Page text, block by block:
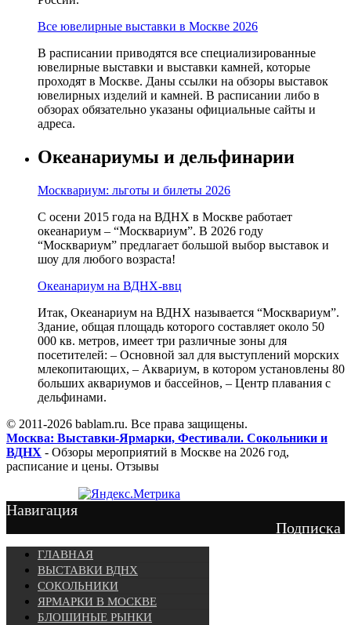
Все ювелирные выставки в Москве 2026
В расписании приводятся все специализированные
ювелирные выставки и выставки камней, которые
проходят в Москве. Даны ссылки на обзоры выставок
ювелирных изделий и камней. В расписании либо в
обзорах обязательно указаны официальные сайты и
адреса.
Океанариумы и дельфинарии
Москвариум: льготы и билеты 2026
С осени 2015 года на ВДНХ в Москве работает
океанариум – “Москвариум”. В 2026 году
“Москвариум” предлагает большой выбор выставок и
шоу для любого возраста!
Океанариум на ВДНХ-ввц
Итак, Океанариум на ВДНХ называется “Москвариум”.
Здание, общая площадь которого составляет около 50
000 кв. метров, имеет три различные зоны для
посетителей: – Основной зал для выступлений морских
млекопитающих, – Аквариум, в котором установлены 80
больших аквариумов и бассейнов, – Центр плавания с
дельфинами.
© 2011-2026 bablam.ru. Все права защищены.
Москва: Выставки-Ярмарки, Фестивали. Сокольники и
ВДНХ - Обзоры мероприятий в Москве на 2026 год,
расписание и цены. Отзывы
Навигация
Подписка
ГЛАВНАЯ
ВЫСТАВКИ ВДНХ
СОКОЛЬНИКИ
ЯРМАРКИ В МОСКВЕ
БЛОШИНЫЕ РЫНКИ